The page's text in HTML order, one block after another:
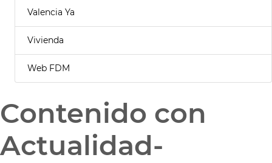
Valencia Ya
Vivienda
Web FDM
Contenido con
Actualidad-